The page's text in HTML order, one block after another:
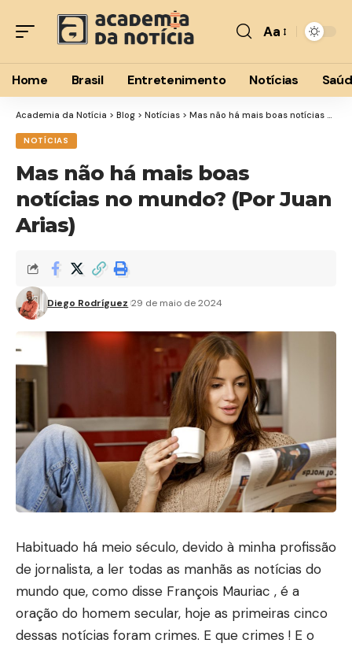
Font
Resizer
Aa
Home Brasil Entretenimento Notícias
Academia da Notícia > Blog > Notícias > Mas não há mais boas notícias no mundo? (Por Juan Arias)
NOTÍCIAS
Mas não há mais boas
notícias no mundo? (Por Juan
Arias)
Diego Rodríguez 29 de maio de 2024
Habituado há meio século, devido à minha profissão
de jornalista, a ler todas as manhãs as notícias do
mundo que, como disse François Mauriac , é a
oração do homem secular, hoje as primeiras cinco
dessas notícias foram crimes. E que crimes ! E o